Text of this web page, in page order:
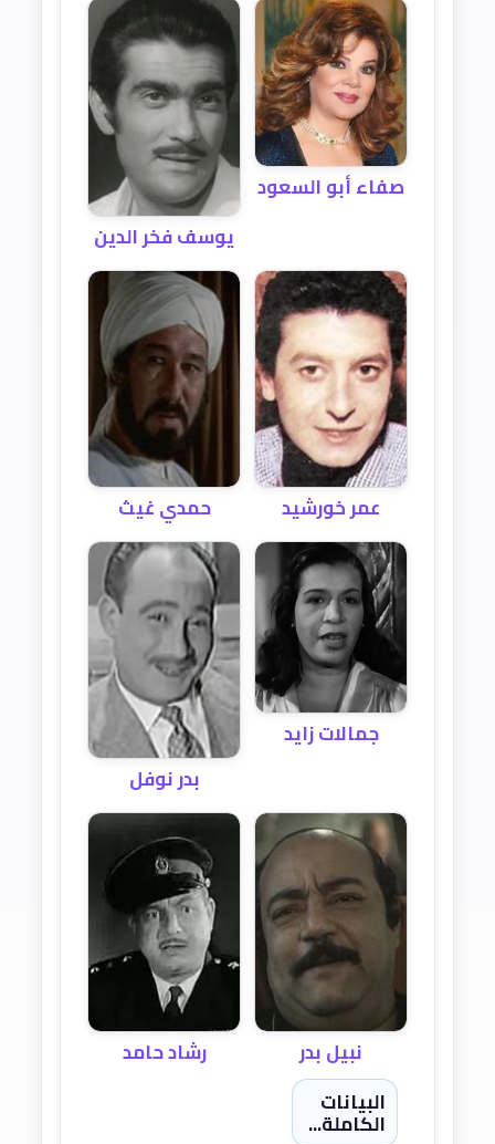
صفاء أبو السعود
يوسف فخر الدين
عمر خورشيد حمدي غيث
جمالات زايد
بدر نوفل
نبيل بدر
رشاد حامد
البيانات
الكاملة...